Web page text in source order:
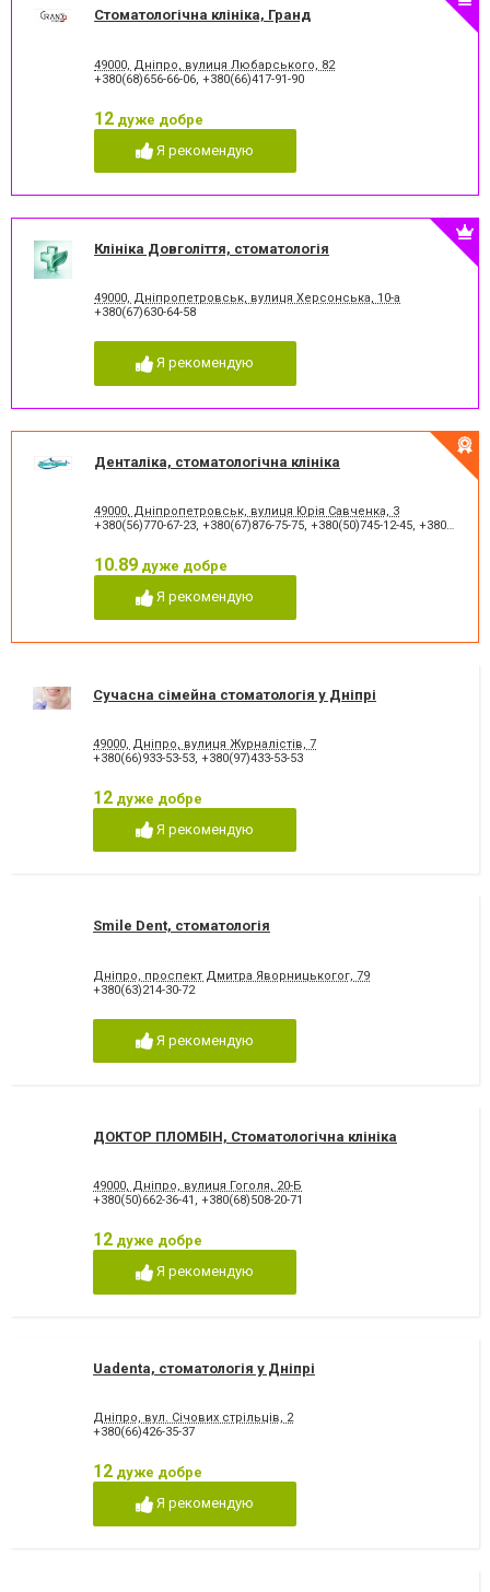
Озонотерапія в стоматології
Панорамний знімок
Пластини для виправлення
Пломбування зубів
Пломбування каналів
Пьезохірургія в стоматології
Підготовка до протезування
відновлення емалі
Хірургічне лікування зубів
Чистка зубів
Шинування зубів
Стоматологічна клініка, Гранд
49000, Дніпро, вулиця Любарського, 82
+380(68)656-66-06, +380(66)417-91-90
12 дуже добре
Я рекомендую
Клініка Довголіття, стоматологія
49000, Дніпропетровськ, вулиця Херсонська, 10-а
+380(67)630-64-58
Я рекомендую
Денталіка, стоматологічна клініка
49000, Дніпропетровськ, вулиця Юрія Савченка, 3
+380(56)770-67-23, +380(67)876-75-75, +380(50)745-12-45, +380(73)730-17-17
10.89 дуже добре
Я рекомендую
Сучасна сімейна стоматологія у Дніпрі
49000, Дніпро, вулиця Журналістів, 7
+380(66)933-53-53, +380(97)433-53-53
12 дуже добре
Я рекомендую
Smile Dent, стоматологія
Дніпро, проспект Дмитра Яворницькогог, 79
+380(63)214-30-72
Я рекомендую
ДОКТОР ПЛОМБІН, Стоматологічна клініка
49000, Днiпро, вулиця Гоголя, 20-Б
+380(50)662-36-41 , +380(68)508-20-71
12 дуже добре
Я рекомендую
Uadenta, стоматологія у Дніпрі
Дніпро, вул. Січових стрільців, 2
+380(66)426-35-37
12 дуже добре
Я рекомендую